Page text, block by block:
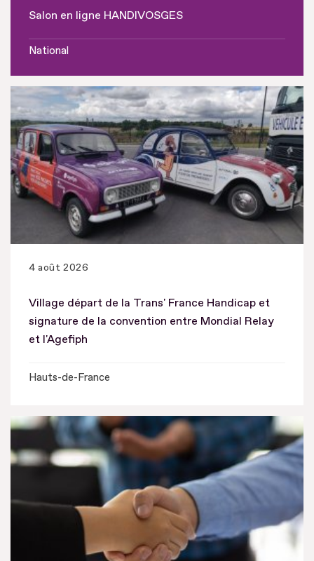
Salon en ligne HANDIVOSGES
National
4 août 2026
Village départ de la Trans' France Handicap et
signature de la convention entre Mondial Relay
et l'Agefiph
Hauts-de-France